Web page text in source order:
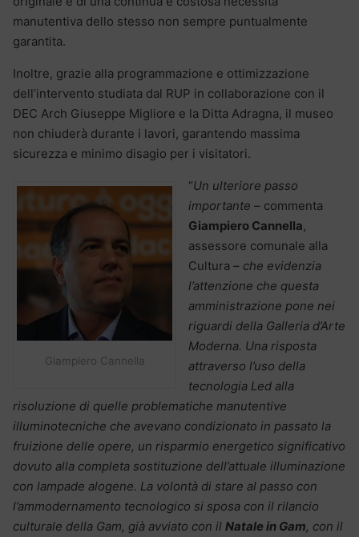
manutentiva dello stesso non sempre puntualmente
garantita.
Inoltre, grazie alla programmazione e ottimizzazione
dell’intervento studiata dal RUP in collaborazione con il
DEC Arch Giuseppe Migliore e la Ditta Adragna, il museo
non chiuderà durante i lavori, garantendo massima
sicurezza e minimo disagio per i visitatori.
Giampiero Cannella
“Un ulteriore passo
importante – commenta
Giampiero Cannella,
assessore comunale alla
Cultura – che evidenzia
l’attenzione che questa
amministrazione pone nei
riguardi della Galleria d’Arte
Moderna. Una risposta
attraverso l’uso della
tecnologia Led alla
risoluzione di quelle problematiche manutentive
illuminotecniche che avevano condizionato in passato la
fruizione delle opere, un risparmio energetico significativo
dovuto alla completa sostituzione dell’attuale illuminazione
con lampade alogene. La volontà di stare al passo con
l’ammodernamento tecnologico si sposa con il rilancio
culturale della Gam, già avviato con il Natale in Gam, con il